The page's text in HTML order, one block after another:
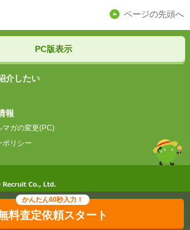
料査定依頼スタート
ページの先頭へ
PC版表示
介したい
報
マガの変更(PC)
ポリシー